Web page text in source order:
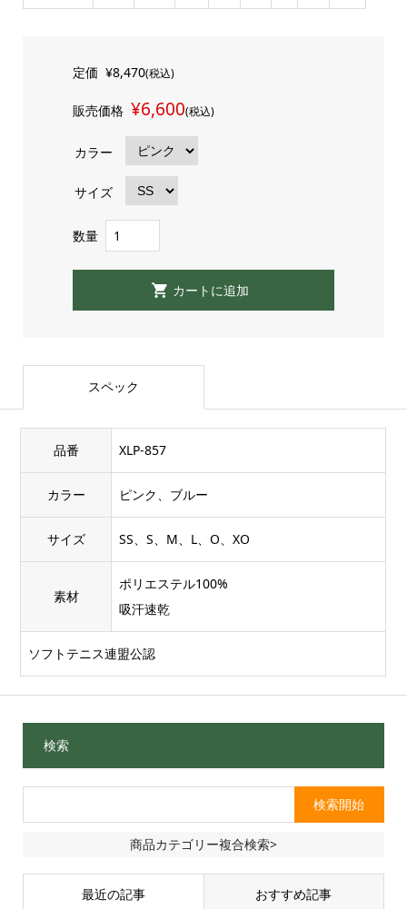
定価 ¥8,470(税込)
販売価格 ¥6,600(税込)
カラー
サイズ
数量
スペック
品番 XLP-857
カラー ピンク、ブルー
サイズ SS、S、M、L、O、XO
素材
ポリエステル100%
吸汗速乾
ソフトテニス連盟公認
検索
商品カテゴリー複合検索>
最近の記事 おすすめ記事